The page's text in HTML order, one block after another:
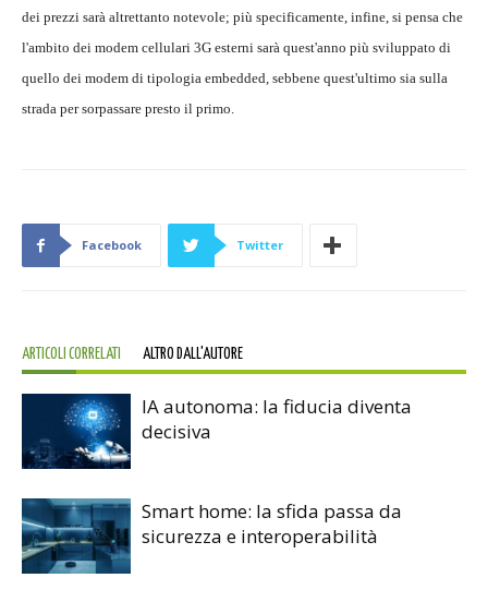
dei prezzi sarà altrettanto notevole; più specificamente, infine, si pensa che
l'ambito dei modem cellulari 3G esterni sarà quest'anno più sviluppato di
quello dei modem di tipologia embedded, sebbene quest'ultimo sia sulla
strada per sorpassare presto il primo.
Facebook Twitter
ARTICOLI CORRELATI ALTRO DALL'AUTORE
IA autonoma: la fiducia diventa
decisiva
Smart home: la sfida passa da
sicurezza e interoperabilità